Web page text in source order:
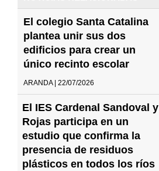
El colegio Santa Catalina
plantea unir sus dos
edificios para crear un
único recinto escolar
ARANDA | 22/07/2026
El IES Cardenal Sandoval y
Rojas participa en un
estudio que confirma la
presencia de residuos
plásticos en todos los ríos